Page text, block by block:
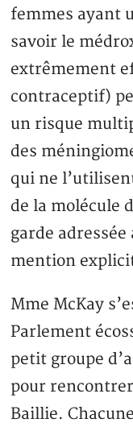
femmes ayant
savoir le
extrêmement
contraceptif)
un risque
des
qui ne
de la molécule
garde
mention
Mme McKay
Parlement
petit groupe
pour
Baillie.